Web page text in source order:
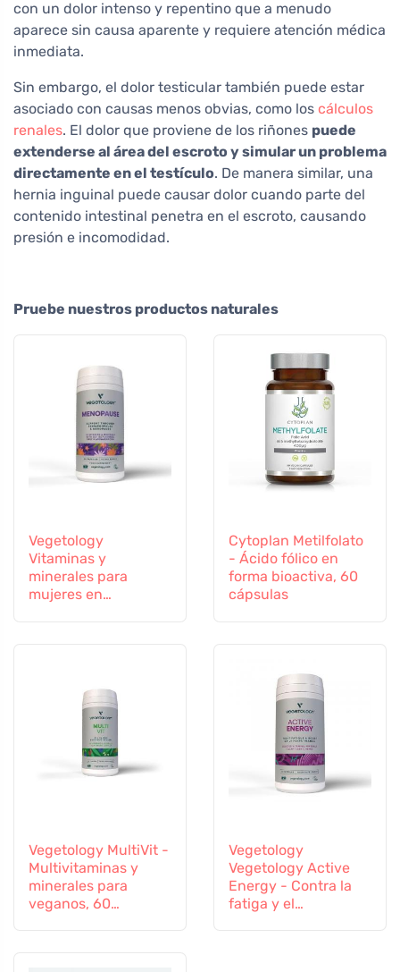
con un dolor intenso y repentino que a menudo
aparece sin causa aparente y requiere atención médica
inmediata.
Sin embargo, el dolor testicular también puede estar
asociado con causas menos obvias, como los cálculos
renales. El dolor que proviene de los riñones puede
extenderse al área del escroto y simular un problema
directamente en el testículo. De manera similar, una
hernia inguinal puede causar dolor cuando parte del
contenido intestinal penetra en el escroto, causando
presión e incomodidad.
Pruebe nuestros productos naturales
Vegetology
Vitaminas y
minerales para
mujeres en
Cytoplan Metilfolato
- Ácido fólico en
forma bioactiva, 60
cápsulas
Vegetology MultiVit -
Multivitaminas y
minerales para
veganos, 60
Vegetology
Vegetology Active
Energy - Contra la
fatiga y el